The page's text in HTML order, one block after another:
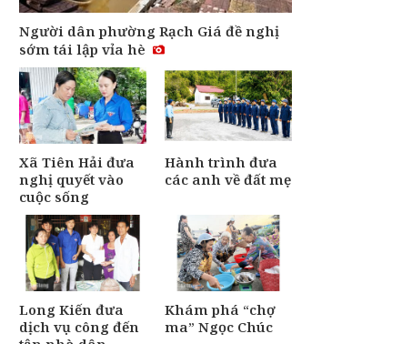
Người dân phường Rạch Giá đề nghị
sớm tái lập vỉa hè
Xã Tiên Hải đưa
nghị quyết vào
cuộc sống
Hành trình đưa
các anh về đất mẹ
Long Kiến đưa
dịch vụ công đến
Khám phá “chợ
ma” Ngọc Chúc